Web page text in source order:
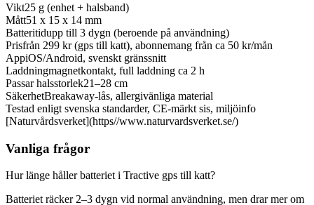
Vikt25 g (enhet + halsband)
Mått51 x 15 x 14 mm
Batteritidupp till 3 dygn (beroende på användning)
Prisfrån 299 kr (gps till katt), abonnemang från ca 50 kr/mån
AppiOS/Android, svenskt gränssnitt
Laddningmagnetkontakt, full laddning ca 2 h
Passar halsstorlek21–28 cm
SäkerhetBreakaway-lås, allergivänliga material
Testad enligt svenska standarder, CE-märkt sis, miljöinfo
[Naturvårdsverket](https//www.naturvardsverket.se/)
Vanliga frågor
Hur länge håller batteriet i Tractive gps till katt?
Batteriet räcker 2–3 dygn vid normal användning, men drar mer om